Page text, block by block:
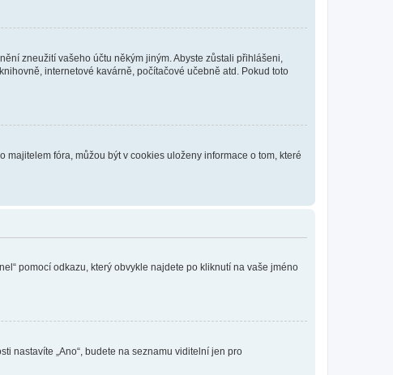
zneužití vašeho účtu někým jiným. Abyste zůstali přihlášeni,
internetové kavárně, počítačové učebně atd. Pokud toto
majitelem fóra, můžou být v cookies uloženy informace o tom, které
pomocí odkazu, který obvykle najdete po kliknutí na vaše jméno
nastavíte „Ano“, budete na seznamu viditelní jen pro